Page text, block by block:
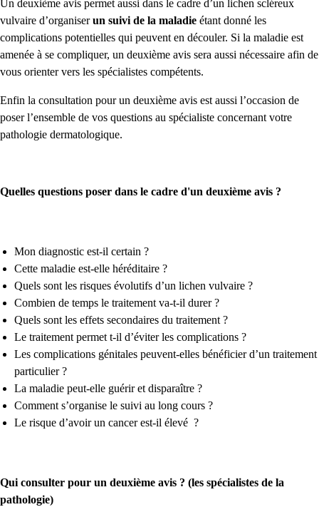
Un deuxième avis permet aussi dans le cadre d’un lichen scléreux
vulvaire d’organiserun suivi de la maladie étant donné les
complications potentielles qui peuvent en découler. Si la maladie est
amenée à se compliquer, un deuxième avis sera aussi nécessaire afin de
vous orienter vers les spécialistes compétents.
Enfin la consultation pour un deuxième avis est aussi l’occasion de
poser l’ensemble de vos questions au spécialiste concernant votre
pathologie dermatologique.
Quelles questions poser dans le cadre d'un deuxième avis ?
Mon diagnostic est-il certain ?
Cette maladie est-elle héréditaire ?
Quels sont les risques évolutifs d’un lichen vulvaire ?
Combien de temps le traitement va-t-il durer ?
Quels sont les effets secondaires du traitement ?
Le traitement permet t-il d’éviter les complications ?
Les complications génitales peuvent-elles bénéficier d’un traitement
particulier ?
La maladie peut-elle guérir et disparaître ?
Comment s’organise le suivi au long cours ?
Le risque d’avoir un cancer est-il élevé ?
Qui consulter pour un deuxième avis ? (les spécialistes de la
pathologie)